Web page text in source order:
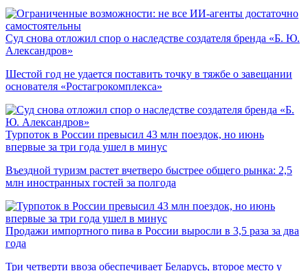
Суд снова отложил спор о наследстве создателя бренда «Б. Ю.
Александров»
Шестой год не удается поставить точку в тяжбе о завещании
основателя «Ростагрокомплекса»
Турпоток в России превысил 43 млн поездок, но июнь
впервые за три года ушел в минус
Въездной туризм растет вчетверо быстрее общего рынка: 2,5
млн иностранных гостей за полгода
Продажи импортного пива в России выросли в 3,5 раза за два
года
Три четверти ввоза обеспечивает Беларусь, второе место у